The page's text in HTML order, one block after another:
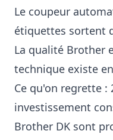
Le coupeur
étiquettes sortent
La qualité Brother
technique existe
Ce qu'on regrette :
investissement
Brother DK sont